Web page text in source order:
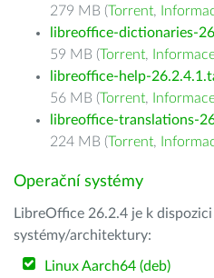
279 MB (Torrent,
libreoffice-dictionaries-
59 MB (Torrent,
libreoffice-help-
56 MB (Torrent,
libreoffice-translations-
224 MB (Torrent,
Operační systémy
LibreOffice 26.2.4 je k
systémy/architektury:
Linux Aarch64 (deb)